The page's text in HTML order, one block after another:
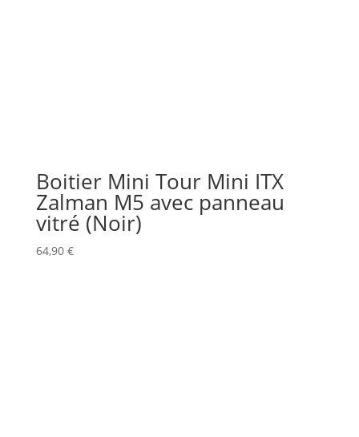
Boitier Mini Tour Mini ITX
Zalman M5 avec panneau
vitré (Noir)
64,90 €